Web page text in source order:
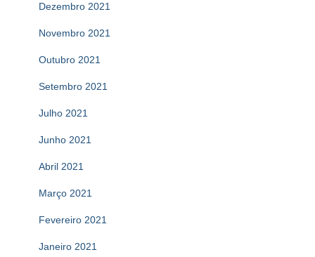
Dezembro 2021
Novembro 2021
Outubro 2021
Setembro 2021
Julho 2021
Junho 2021
Abril 2021
Março 2021
Fevereiro 2021
Janeiro 2021